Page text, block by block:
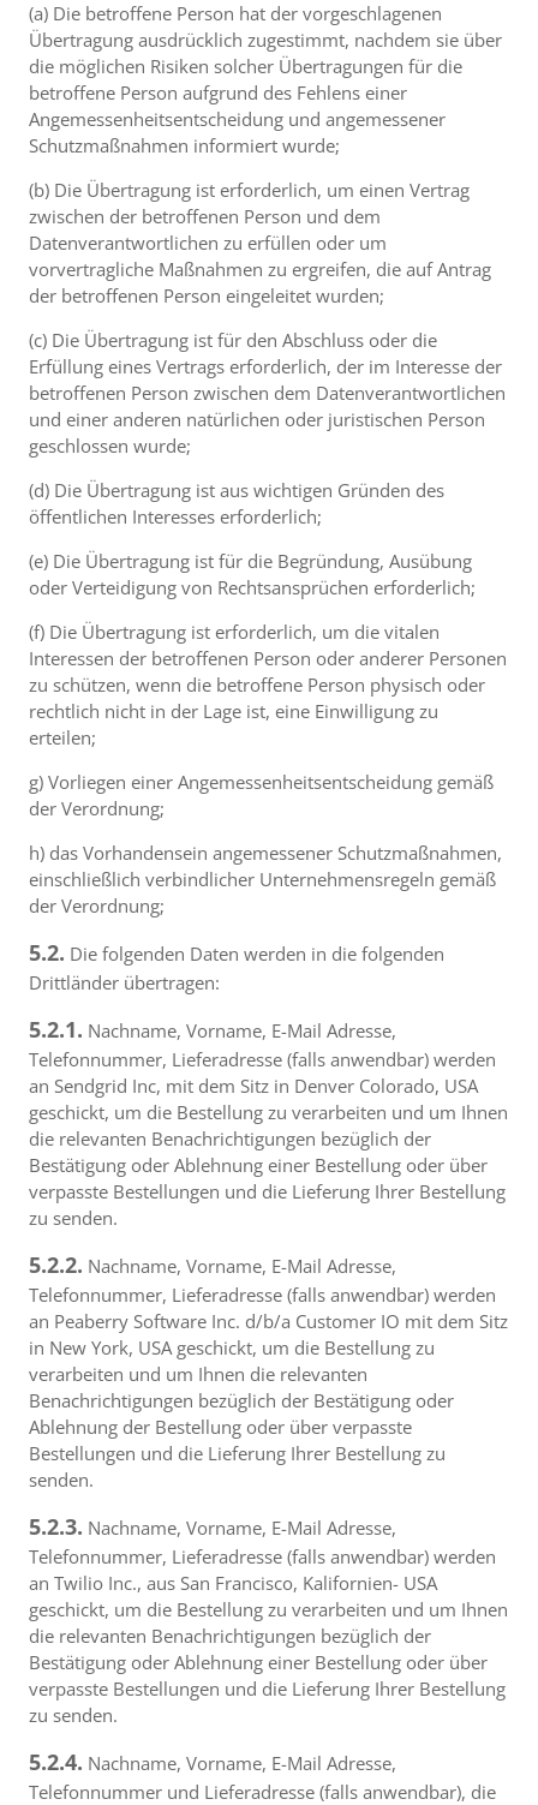
(a) Die betroffene Person hat der vorgeschlagenen
Übertragung ausdrücklich zugestimmt, nachdem sie über
die möglichen Risiken solcher Übertragungen für die
betroffene Person aufgrund des Fehlens einer
Angemessenheitsentscheidung und angemessener
Schutzmaßnahmen informiert wurde;
(b) Die Übertragung ist erforderlich, um einen Vertrag
zwischen der betroffenen Person und dem
Datenverantwortlichen zu erfüllen oder um
vorvertragliche Maßnahmen zu ergreifen, die auf Antrag
der betroffenen Person eingeleitet wurden;
(c) Die Übertragung ist für den Abschluss oder die
Erfüllung eines Vertrags erforderlich, der im Interesse der
betroffenen Person zwischen dem Datenverantwortlichen
und einer anderen natürlichen oder juristischen Person
geschlossen wurde;
(d) Die Übertragung ist aus wichtigen Gründen des
öffentlichen Interesses erforderlich;
(e) Die Übertragung ist für die Begründung, Ausübung
oder Verteidigung von Rechtsansprüchen erforderlich;
(f) Die Übertragung ist erforderlich, um die vitalen
Interessen der betroffenen Person oder anderer Personen
zu schützen, wenn die betroffene Person physisch oder
rechtlich nicht in der Lage ist, eine Einwilligung zu
erteilen;
g) Vorliegen einer Angemessenheitsentscheidung gemäß
der Verordnung;
h) das Vorhandensein angemessener Schutzmaßnahmen,
einschließlich verbindlicher Unternehmensregeln gemäß
der Verordnung;
5.2. Die folgenden Daten werden in die folgenden
Drittländer übertragen:
5.2.1. Nachname, Vorname, E-Mail Adresse,
Telefonnummer, Lieferadresse (falls anwendbar) werden
an Sendgrid Inc, mit dem Sitz in Denver Colorado, USA
geschickt, um die Bestellung zu verarbeiten und um Ihnen
die relevanten Benachrichtigungen bezüglich der
Bestätigung oder Ablehnung einer Bestellung oder über
verpasste Bestellungen und die Lieferung Ihrer Bestellung
zu senden.
5.2.2. Nachname, Vorname, E-Mail Adresse,
Telefonnummer, Lieferadresse (falls anwendbar) werden
an Peaberry Software Inc. d/b/a Customer IO mit dem Sitz
in New York, USA geschickt, um die Bestellung zu
verarbeiten und um Ihnen die relevanten
Benachrichtigungen bezüglich der Bestätigung oder
Ablehnung der Bestellung oder über verpasste
Bestellungen und die Lieferung Ihrer Bestellung zu
senden.
5.2.3. Nachname, Vorname, E-Mail Adresse,
Telefonnummer, Lieferadresse (falls anwendbar) werden
an Twilio Inc., aus San Francisco, Kalifornien- USA
geschickt, um die Bestellung zu verarbeiten und um Ihnen
die relevanten Benachrichtigungen bezüglich der
Bestätigung oder Ablehnung einer Bestellung oder über
verpasste Bestellungen und die Lieferung Ihrer Bestellung
zu senden.
5.2.4. Nachname, Vorname, E-Mail Adresse,
Telefonnummer und Lieferadresse (falls anwendbar), die